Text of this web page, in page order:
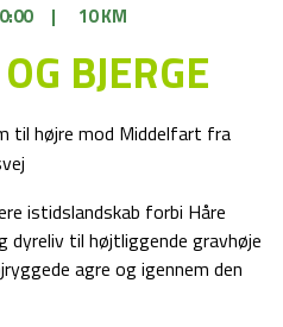
| 10 KM
BJERGE
til højre mod Middelfart fra
istidslandskab forbi Håre
dyreliv til højtliggende gravhøje
agre og igennem den